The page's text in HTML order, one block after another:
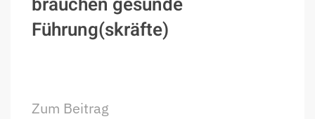
Führung(skräfte)
Zum Beitrag